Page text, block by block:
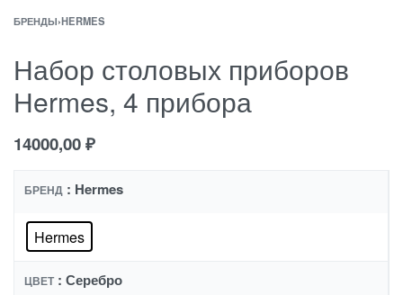
БРЕНДЫ›HERMES
Набор столовых приборов
Нermes, 4 прибора
14000,00₽
БРЕНД : Hermes
Hermes
ЦВЕТ : Серебро